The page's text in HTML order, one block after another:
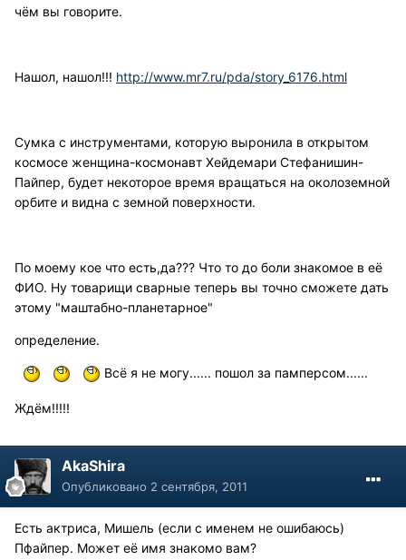
чём вы говорите.
Нашол, нашол!!! http://www.mr7.ru/pda/story_6176.html
Сумка с инструментами, которую выронила в открытом
космосе женщина-космонавт Хейдемари Стефанишин-
Пайпер, будет некоторое время вращаться на околоземной
орбите и видна с земной поверхности.
По моему кое что есть,да??? Что то до боли знакомое в её
ФИО. Ну товарищи сварные теперь вы точно сможете дать
этому "маштабно-планетарное"
определение.
Всё я не могу...... пошол за памперсом......
Ждём!!!!!
AkaShira
Опубликовано 2 сентября, 2011
Есть актриса, Мишель (если с именем не ошибаюсь)
Пфайпер. Может её имя знакомо вам?